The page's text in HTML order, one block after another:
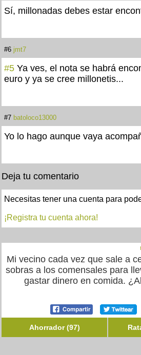
Sí, millonadas debes estar
#6 jmt7
#5 Ya ves, el nota se habrá
euro y ya se cree millonetis...
#7 batoloco13000
Yo lo hago aunque vaya
Deja tu comentario
Necesitas tener una cuenta para
¡Registra tu cuenta ahora!
Mi vecino cada vez que sale a
sobras a los comensales para
gastar dinero en comida.
Ahorrador (97)